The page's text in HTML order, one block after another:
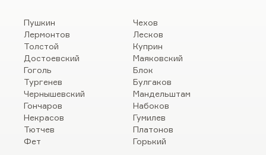
Пушкин
Лермонтов
Толстой
Достоевский
Гоголь
Тургенев
Чернышевский
Гончаров
Некрасов
Тютчев
Фет
Чехов
Лесков
Куприн
Маяковский
Блок
Булгаков
Мандельштам
Набоков
Гумилев
Платонов
Горький